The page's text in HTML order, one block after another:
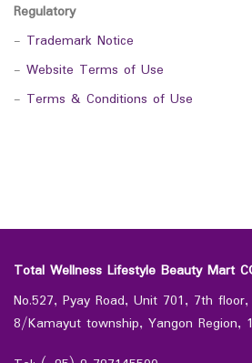
Regulatory
- Trademark Notice
- Website Terms of Use
- Terms & Conditions of Use
Total Wellness Lifestyle Beauty Mart
No.527, Pyay Road, Unit 701, 7th
8/Kamayut township, Yangon Region,